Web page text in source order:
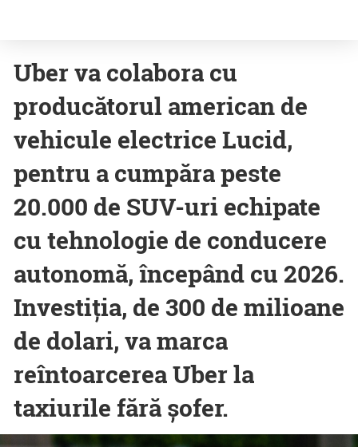
Uber va colabora cu
producătorul american de
vehicule electrice Lucid,
pentru a cumpăra peste
20.000 de SUV-uri echipate
cu tehnologie de conducere
autonomă, începând cu 2026.
Investiția, de 300 de milioane
de dolari, va marca
reîntoarcerea Uber la
taxiurile fără șofer.